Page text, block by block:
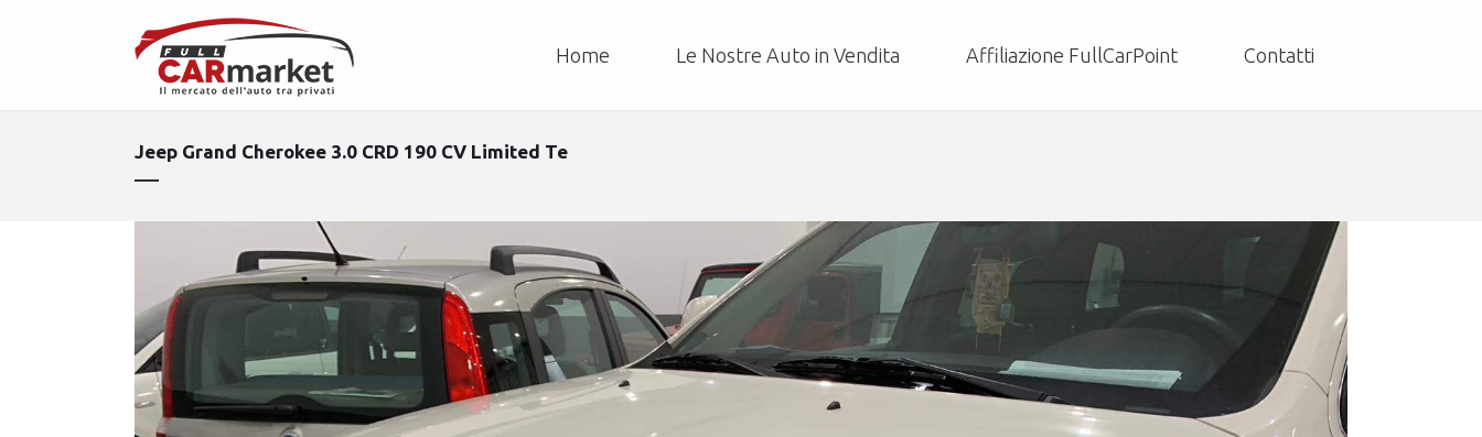
Home Le Nostre Auto in Vendita Affiliazione FullCarPoint Contatti
Jeep Grand Cherokee 3.0 CRD 190 CV Limited Te